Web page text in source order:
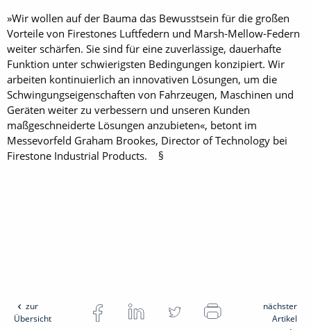
»Wir wollen auf der Bauma das Bewusstsein für die großen
Vorteile von Firestones Luftfedern und Marsh-Mellow-Federn
weiter schärfen. Sie sind für eine zuverlässige, dauerhafte
Funktion unter schwierigsten Bedingungen konzipiert. Wir
arbeiten kontinuierlich an innovativen Lösungen, um die
Schwingungseigenschaften von Fahrzeugen, Maschinen und
Geräten weiter zu verbessern und unseren Kunden
maßgeschneiderte Lösungen anzubieten«, betont im
Messevorfeld Graham Brookes, Director of Technology bei
Firestone Industrial Products. §
zur
Übersicht
nächster
Artikel